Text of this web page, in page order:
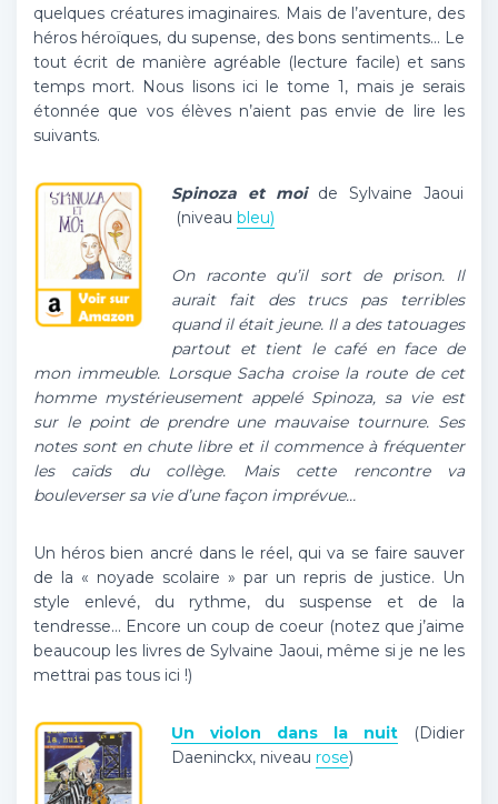
quelques créatures imaginaires. Mais de l’aventure, des
héros héroïques, du supense, des bons sentiments… Le
tout écrit de manière agréable (lecture facile) et sans
temps mort. Nous lisons ici le tome 1, mais je serais
étonnée que vos élèves n’aient pas envie de lire les
suivants.
Spinoza et moi
de Sylvaine Jaoui
(niveau bleu)
On raconte qu’il sort de prison. Il
aurait fait des trucs pas terribles
quand il était jeune. Il a des tatouages
partout et tient le café en face de
mon immeuble. Lorsque Sacha croise la route de cet
homme mystérieusement appelé Spinoza, sa vie est
sur le point de prendre une mauvaise tournure. Ses
notes sont en chute libre et il commence à fréquenter
les caïds du collège. Mais cette rencontre va
bouleverser sa vie d’une façon imprévue…
Un héros bien ancré dans le réel, qui va se faire sauver
de la « noyade scolaire » par un repris de justice. Un
style enlevé, du rythme, du suspense et de la
tendresse… Encore un coup de coeur (notez que j’aime
beaucoup les livres de Sylvaine Jaoui, même si je ne les
mettrai pas tous ici !)
Un violon dans la nuit
(Didier
Daeninckx, niveau rose)